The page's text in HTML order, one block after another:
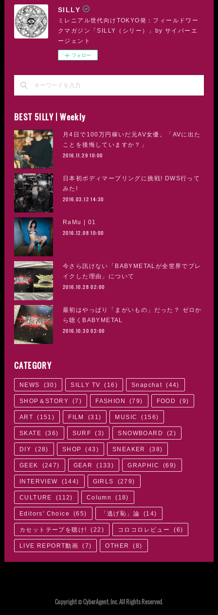
SILLY
ミレニアル世代向けTOKYO発：フィールドワー
クマガジン「SILLY（シリー）」by サイバーエ
ージェント
フォロー
BEST 5ILLY | Weekly
月4日で100万円稼いだ元AV女優。「AVに出た
ことを後悔していますか？」
2016.11.29 10:00
日本初ボディマーブリングに挑戦! DWS行って
みた!
2016.03.12 14:30
RaMu | 01
2016.12.08 10:00
今さら訊けない「BABYMETALが全世界でブレ
イクした理由」について
2016.10.28 02:00
最初はやっぱり「まがいもの」だった？ ゼロか
ら聴くBABYMETAL
2016.10.30 02:00
CATEGORY
NEWS (30) SILLY TV ( 16 ) Snapchat (44)
SHOP＆STORY (7 ) FASHION (79) FOOD (9)
ART ( 151 ) FILM (31) MUSIC ( 156)
SKATE (36) SURF (3) SNOWBOARD (2 )
DIY (28) SHOP (43 ) SNEAKER (38)
GEEK (247) GEAR ( 133 ) GRAPHIC (69)
INTERVIEW (144) GIRLS (279)
CULTURE (112) Column ( 18)
Editors' Choice (65) 「逃げ恥」論 (14)
カセットテープを聴け! (22 ) コロコロレビュー (6)
LIVE REPORT動画 (7) OTHER (8)
Copyright © CyberAgent, Inc. All Rights Reserved.